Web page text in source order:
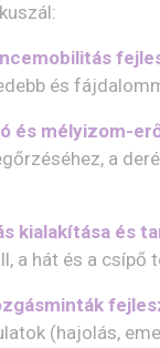
és
és mélyizom-
a
kialakítása és
a hát és a csípő
(hajolás,